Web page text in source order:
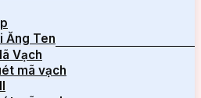
Ăng Ten
Vạch
mã vạch